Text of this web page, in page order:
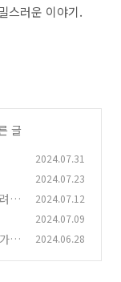
스러운 이야기.
글
2024.07.31
2024.07.23
' 2024.07.12
2024.07.09
까
2024.06.28